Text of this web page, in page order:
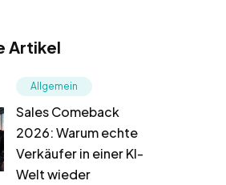
Artikel
Allgemein
Sales Comeback
2026: Warum echte
Verkäufer in einer KI-
Welt wieder